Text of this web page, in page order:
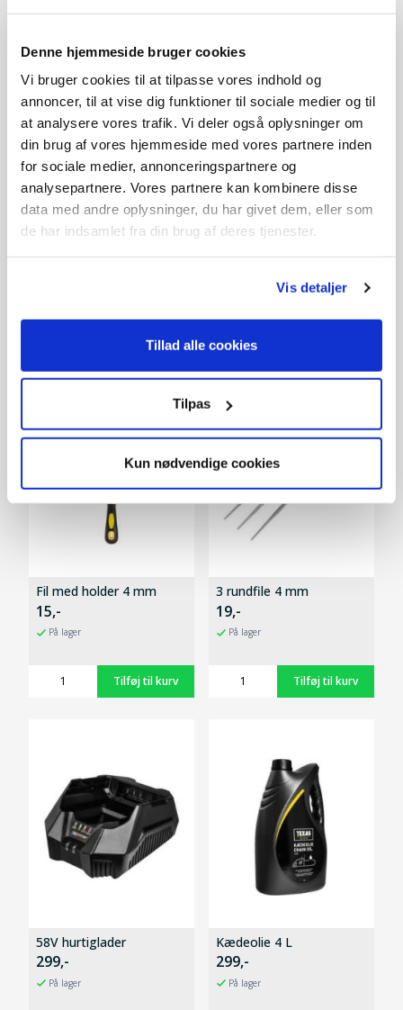
Denne hjemmeside bruger cookies
Vi bruger cookies til at tilpasse vores indhold og
annoncer, til at vise dig funktioner til sociale medier og til
at analysere vores trafik. Vi deler også oplysninger om
din brug af vores hjemmeside med vores partnere inden
for sociale medier, annonceringspartnere og
analysepartnere. Vores partnere kan kombinere disse
data med andre oplysninger, du har givet dem, eller som
de har indsamlet fra din brug af deres tjenester.
Vis detaljer
Tillad alle cookies
Tilpas
Kun nødvendige cookies
3 rundfile 4 mm
19,-
På lager
Fil med holder 4 mm
15,-
På lager
3 rundfile 4 mm
19,-
På lager
58V hurtiglader
299,-
På lager
Kædeolie 4 L
299,-
På lager